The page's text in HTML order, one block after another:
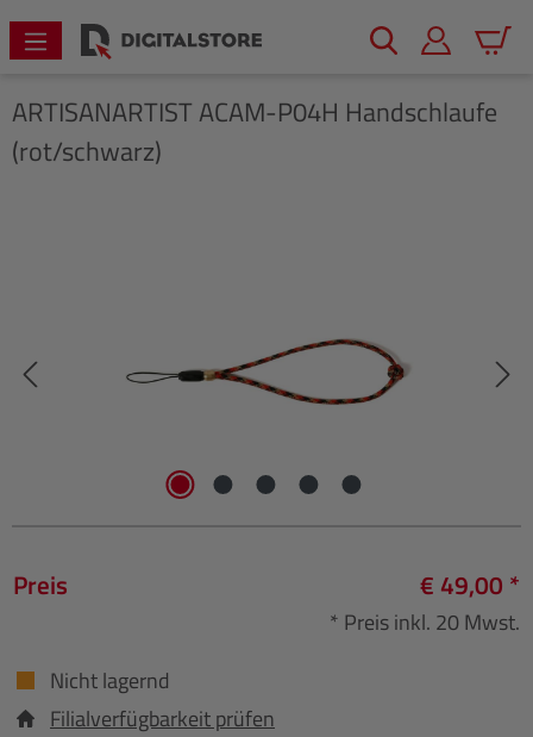
springen
ARTISANARTISTACAM-P04H Handschlaufe
(rot/schwarz)
Preis € 49,00 *
* Preis inkl. 20 Mwst.
Nicht lagernd
Filialverfügbarkeit prüfen